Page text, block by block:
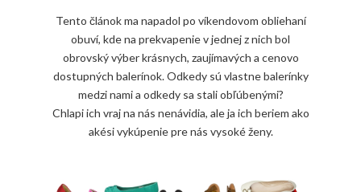
Tento článok ma napadol po víkendovom obliehaní
obuví, kde na prekvapenie v jednej z nich bol
obrovský výber krásnych, zaujímavých a cenovo
dostupných balerínok. Odkedy sú vlastne balerínky
medzi nami a odkedy sa stali obľúbenými?
Chlapi ich vraj na nás nenávidia, ale ja ich beriem ako
akési vykúpenie pre nás vysoké ženy.